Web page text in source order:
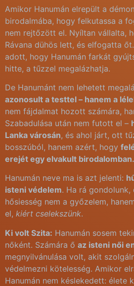
Amikor Hanumán elrepült a
birodalmába, hogy felkutassa a
nem rejtőzött el. Nyíltan vállalta,
Rávana dühös lett, és elfogatta
adott, hogy Hanumán farkát
hitte, a tűzzel megalázhatja.
De Hanumánt nem lehetett
azonosult a testtel – hanem a
nem fájdalmat hozott számára,
Szabadulása után nem futott el –
Lanka városán, és ahol járt, ott
bosszúból, hanem azért, hogy
erejét egy elvakult birodalomban.
Hanumán neve ma is azt jelenti:
isteni védelem. Ha rá gondolunk,
hősiesség nem a győzelem,
el, kiért cselekszünk.
Ki volt Szita: Hanumán sosem
nőként. Számára ő az isteni női
megnyilvánulása volt, akit
védelmezni kötelesség. Amikor
Hanumán nem késlekedett: élete